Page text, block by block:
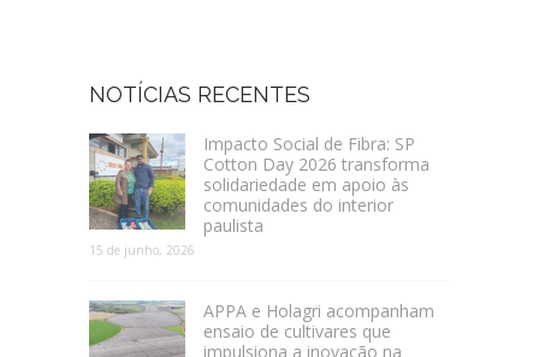
NOTÍCIAS RECENTES
Impacto Social de Fibra: SP
Cotton Day 2026 transforma
solidariedade em apoio às
comunidades do interior
paulista
15 de junho, 2026
APPA e Holagri acompanham
ensaio de cultivares que
impulsiona a inovação na